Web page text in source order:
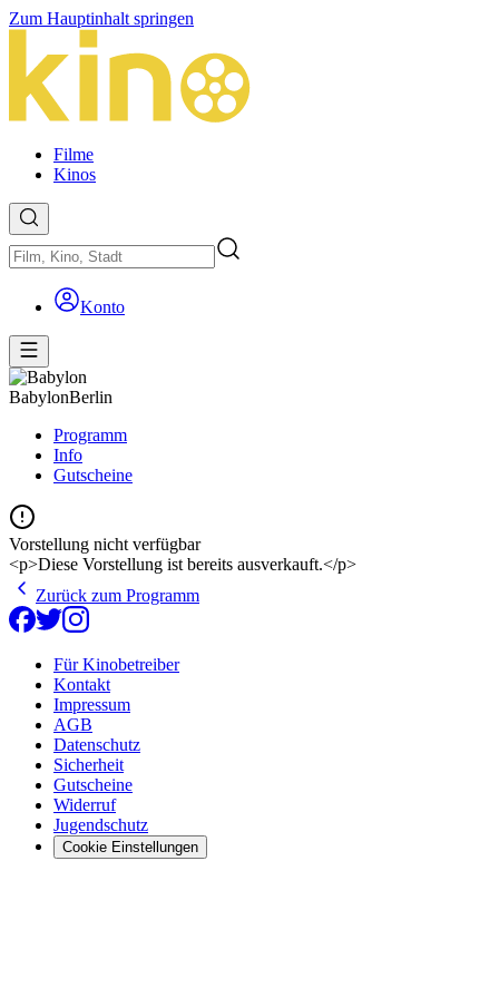
Zum Hauptinhalt springen
Filme
Kinos
Konto
BabylonBerlin
Programm
Info
Gutscheine
Vorstellung nicht verfügbar
<p>Diese Vorstellung ist bereits ausverkauft.</p>
Zurück zum Programm
Für Kinobetreiber
Kontakt
Impressum
AGB
Datenschutz
Sicherheit
Gutscheine
Widerruf
Jugendschutz
Cookie Einstellungen